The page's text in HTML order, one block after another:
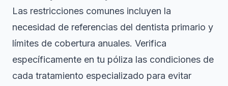
Las restricciones comunes incluyen la
necesidad de referencias del dentista primario y
límites de cobertura anuales. Verifica
específicamente en tu póliza las condiciones de
cada tratamiento especializado para evitar